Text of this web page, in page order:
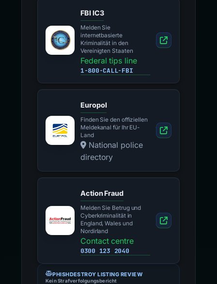
FBI IC3
Melden Sie
internetbasierte
Kriminalität in den
Vereinigten Staaten
Federal tips line
1-800-CALL-FBI
Europol
Finden Sie den offiziellen
Meldekanal für Ihr EU-
Land
National police
directory
Action Fraud
Melden Sie Betrug und
Cyberkriminalität in
England, Wales und
Nordirland
Contact centre
0300 123 2040
PHISHDESTROY LISTING REVIEW
Kein Strafverfolgungsbericht